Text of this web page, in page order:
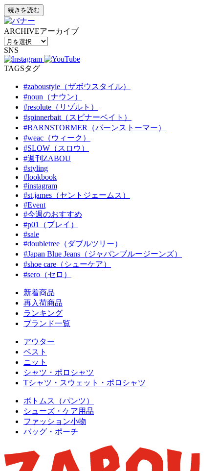
続きを読む
ARCHIVEアーカイブ
SNS
TAGSタグ
#zaboustyle（ザボウスタイル）
#noun（ナウン）
#resolute（リゾルト）
#spinnerbait（スピナーベイト）
#BARNSTORMER（バーンストーマー）
#weac（ウィーク）
#SLOW（スロウ）
#週刊ZABOU
#styling
#lookbook
#instagram
#st.james（セントジェームス）
#Event
#今週のおすすめ
#p01（プレイ）
#sale
#doubletree（ダブルツリー）
#Japan Blue Jeans（ジャパンブルージーンズ）
#shoe care（シューケア）
#sero（セロ）
新着商品
再入荷商品
ランキング
ブランド一覧
アウター
ベスト
ニット
シャツ・ポロシャツ
Tシャツ・スウェット・ポロシャツ
ボトムス（パンツ）
シューズ・ケア用品
ファッション小物
バッグ・ポーチ